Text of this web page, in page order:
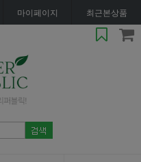
마이페이지 최근본상품